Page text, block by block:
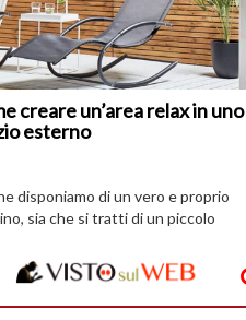
creare un’area relax in uno
esterno
disponiamo di un vero e proprio
sia che si tratti di un piccolo